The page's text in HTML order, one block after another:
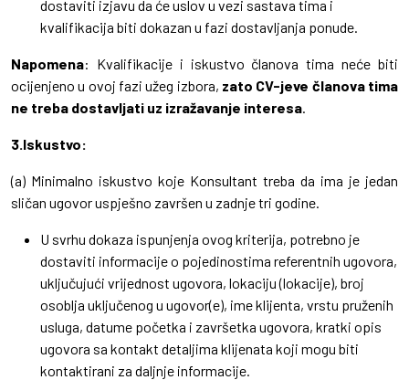
dostaviti izjavu da će uslov u vezi sastava tima i
kvalifikacija biti dokazan u fazi dostavljanja ponude.
Napomena: Kvalifikacije i iskustvo članova tima neće biti
ocijenjeno u ovoj fazi užeg izbora, zato CV-jeve članova tima
ne treba dostavljati uz izražavanje interesa
3.Iskustvo:
(a) Minimalno iskustvo koje Konsultant treba da ima je jedan
sličan ugovor uspješno završen u zadnje tri godine.
U svrhu dokaza ispunjenja ovog kriterija, potrebno je
dostaviti informacije o pojedinostima referentnih ugovora,
uključujući vrijednost ugovora, lokaciju (lokacije), broj
osoblja uključenog u ugovor(e), ime klijenta, vrstu pruženih
usluga, datume početka i završetka ugovora, kratki opis
ugovora sa kontakt detaljima klijenata koji mogu biti
kontaktirani za daljnje informacije.